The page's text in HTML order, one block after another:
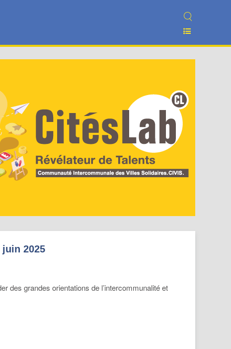
juin 2025
des grandes orientations de l’intercommunalité et